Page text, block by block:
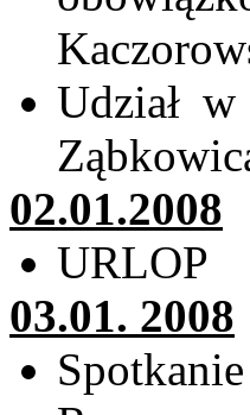
Udział
02.01.2008
URLOP
03.01. 2008